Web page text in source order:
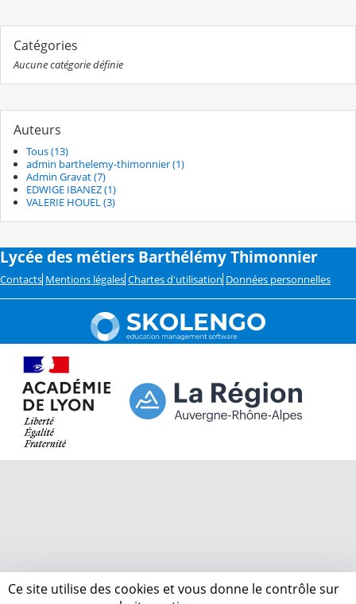
Catégories
Aucune catégorie définie
Auteurs
Tous (13)
admin barthelemy-thimonnier (1)
Admin Gravat (7)
EDWIGE IBANEZ (1)
VALERIE HOUEL (3)
Lycée des métiers Barthélémy Thimonnier
Contacts Mentions légales Chartes d'utilisation Données personnelles
Ce site utilise des cookies et vous donne le contrôle sur